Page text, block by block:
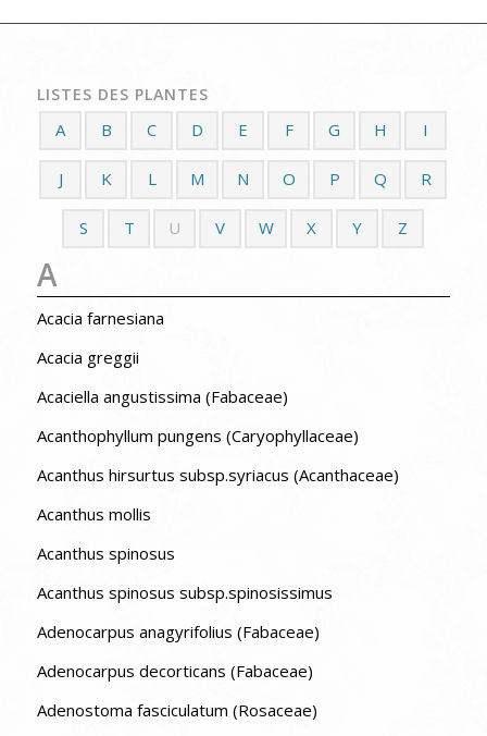
LISTES DES PLANTES
A B C D E F G H I
J K L M N O P Q R
S T U V W X Y Z
A
Acacia farnesiana
Acacia greggii
Acaciella angustissima (Fabaceae)
Acanthophyllum pungens (Caryophyllaceae)
Acanthus hirsurtus subsp.syriacus (Acanthaceae)
Acanthus mollis
Acanthus spinosus
Acanthus spinosus subsp.spinosissimus
Adenocarpus anagyrifolius (Fabaceae)
Adenocarpus decorticans (Fabaceae)
Adenostoma fasciculatum (Rosaceae)